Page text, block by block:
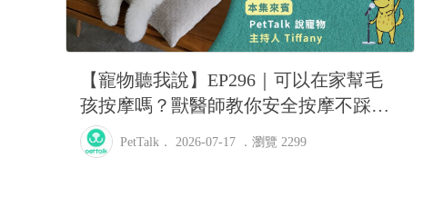
【寵物聽我說】EP296｜可以在家幫毛
孩按摩嗎？獸醫師教你安全按摩不踩雷
｜PetTalk主持人—Tiffany
PetTalk ． 2026-07-17 ． 瀏覽 2299